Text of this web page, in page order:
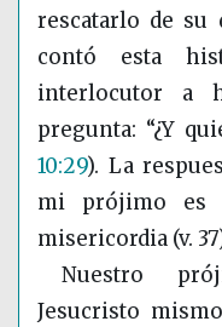
rescatarlo de su
contó esta
interlocutor a
pregunta: “¿Y
10:29). La
mi prójimo es
misericordia (v.
Nuestro
Jesucristo